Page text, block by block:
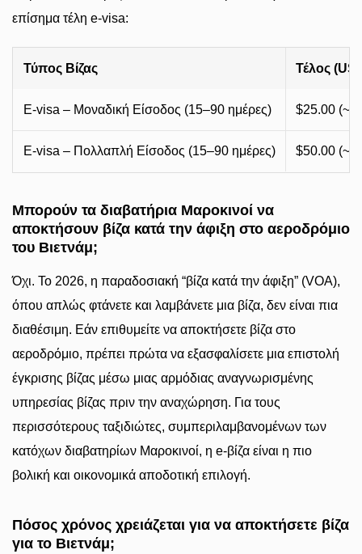
επίσημα τέλη e-visa:
Τύπος Βίζας Τέλος
E-visa – Μοναδική Είσοδος (15–90 ημέρες) $25.00
E-visa – Πολλαπλή Είσοδος (15–90 ημέρες) $50.00
Μπορούν τα διαβατήρια Μαροκινοί να
αποκτήσουν βίζα κατά την άφιξη στο αεροδρόμιο
του Βιετνάμ;
Όχι. Το 2026, η παραδοσιακή “βίζα κατά την άφιξη” (VOA),
όπου απλώς φτάνετε και λαμβάνετε μια βίζα, δεν είναι πια
διαθέσιμη. Εάν επιθυμείτε να αποκτήσετε βίζα στο
αεροδρόμιο, πρέπει πρώτα να εξασφαλίσετε μια επιστολή
έγκρισης βίζας μέσω μιας αρμόδιας αναγνωρισμένης
υπηρεσίας βίζας πριν την αναχώρηση. Για τους
περισσότερους ταξιδιώτες, συμπεριλαμβανομένων των
κατόχων διαβατηρίων Μαροκινοί, η e-βίζα είναι η πιο
βολική και οικονομικά αποδοτική επιλογή.
Πόσος χρόνος χρειάζεται για να αποκτήσετε βίζα
για το Βιετνάμ;